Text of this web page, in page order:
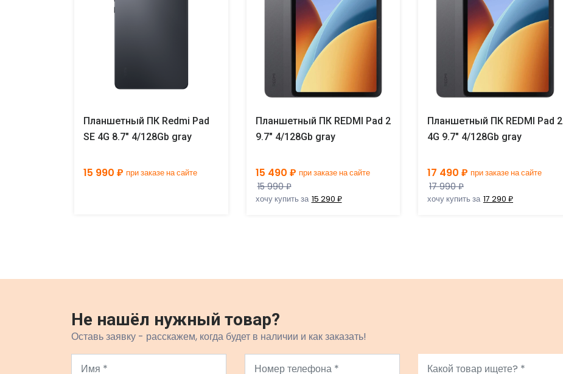
Планшетный ПК Redmi Pad
SE 4G 8.7" 4/128Gb gray
15 990 ₽ при заказе на сайте
Планшетный ПК REDMI Pad 2
9.7" 4/128Gb gray
15 490 ₽ при заказе на сайте
15 990 ₽
хочу купить за 15 290 ₽
Планшетный ПК REDMI Pad 2
4G 9.7" 4/128Gb gray
17 490 ₽ при заказе на сайте
17 990 ₽
хочу купить за 17 290 ₽
Не нашёл нужный товар?
Оставь заявку - расскажем, когда будет в наличии и как заказать!